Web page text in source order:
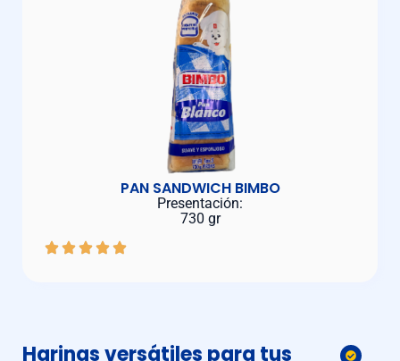
PAN SANDWICH BIMBO
Presentación:
730 gr
Harinas versátiles para tus